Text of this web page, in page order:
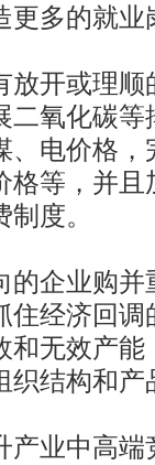
更多的就业
开或理顺
二氧化碳等
、电价格，
格等，并
度。
企业购并
住经济回调
和无效产能
织结构和产
业中高端